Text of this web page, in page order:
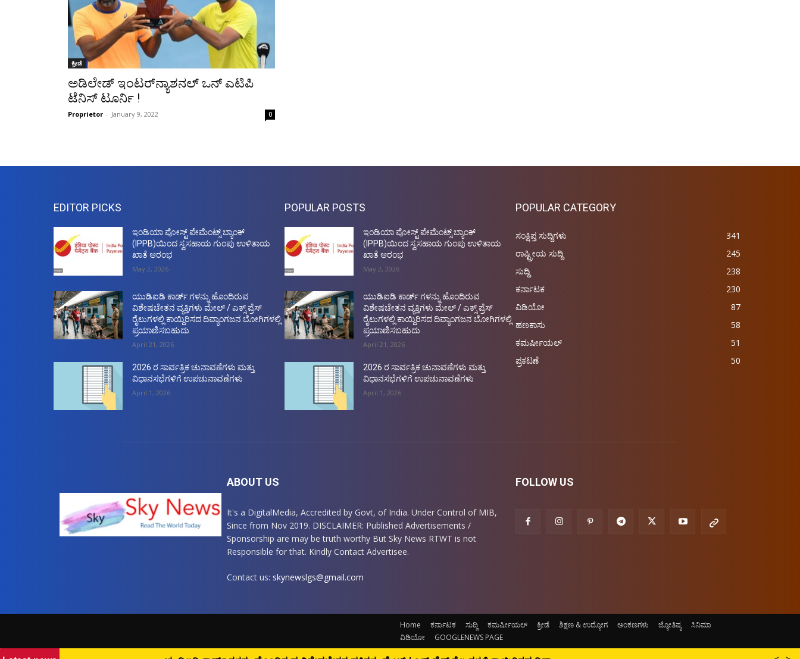
ಕ್ರೀಡೆ
ಅಡಿಲೇಡ್ ಇಂಟರ್‌ನ್ಯಾಶನಲ್ ಒನ್ ಎಟಿಪಿ
ಟೆನಿಸ್ ಟೂರ್ನಿ !
Proprietor - January 9, 2022 0
EDITOR PICKS
ಇಂಡಿಯಾ ಪೋಸ್ಟ್ ಪೇಮೆಂಟ್ಸ್ ಬ್ಯಾಂಕ್
(IPPB)ಯಿಂದ ಸ್ವಸಹಾಯ ಗುಂಪು ಉಳಿತಾಯ
ಖಾತೆ ಆರಂಭ
May 2, 2026
ಯುಡಿಐಡಿ ಕಾರ್ಡ್ ಗಳನ್ನು ಹೊಂದಿರುವ
ವಿಶೇಷಚೇತನ ವ್ಯಕ್ತಿಗಳು ಮೇಲ್ / ಎಕ್ಸ್ ಪ್ರೆಸ್
ರೈಲುಗಳಲ್ಲಿ ಕಾಯ್ದಿರಿಸದ ದಿವ್ಯಾಂಗಜನ ಬೋಗಿಗಳಲ್ಲಿ
ಪ್ರಯಾಣಿಸಬಹುದು
April 21, 2026
2026 ರ ಸಾರ್ವತ್ರಿಕ ಚುನಾವಣೆಗಳು ಮತ್ತು
ವಿಧಾನಸಭೆಗಳಿಗೆ ಉಪಚುನಾವಣೆಗಳು
April 1, 2026
POPULAR POSTS
ಇಂಡಿಯಾ ಪೋಸ್ಟ್ ಪೇಮೆಂಟ್ಸ್ ಬ್ಯಾಂಕ್
(IPPB)ಯಿಂದ ಸ್ವಸಹಾಯ ಗುಂಪು ಉಳಿತಾಯ
ಖಾತೆ ಆರಂಭ
May 2, 2026
ಯುಡಿಐಡಿ ಕಾರ್ಡ್ ಗಳನ್ನು ಹೊಂದಿರುವ
ವಿಶೇಷಚೇತನ ವ್ಯಕ್ತಿಗಳು ಮೇಲ್ / ಎಕ್ಸ್ ಪ್ರೆಸ್
ರೈಲುಗಳಲ್ಲಿ ಕಾಯ್ದಿರಿಸದ ದಿವ್ಯಾಂಗಜನ ಬೋಗಿಗಳಲ್ಲಿ
ಪ್ರಯಾಣಿಸಬಹುದು
April 21, 2026
2026 ರ ಸಾರ್ವತ್ರಿಕ ಚುನಾವಣೆಗಳು ಮತ್ತು
ವಿಧಾನಸಭೆಗಳಿಗೆ ಉಪಚುನಾವಣೆಗಳು
April 1, 2026
POPULAR CATEGORY
ಸಂಕ್ಷಿಪ್ತ ಸುದ್ದಿಗಳು
341
ರಾಷ್ಟ್ರೀಯ ಸುದ್ದಿ
245
ಸುದ್ದಿ
238
ಕರ್ನಾಟಕ
230
ವಿಡಿಯೋ
87
ಹಣಕಾಸು
58
ಕಮರ್ಷೀಯಲ್
51
ಪ್ರಕಟಣೆ
50
ABOUT US
It's a DigitalMedia, Accredited by Govt, of India. Under Control of MIB,
Since from Nov 2019. DISCLAIMER: Published Advertisements /
Sponsorship are may be truth worthy But Sky News RTWT is not
Responsible for that. Kindly Contact Advertisee.
Contact us: skynewslgs@gmail.com
FOLLOW US
Home ಕರ್ನಾಟಕ ಸುದ್ದಿ ಕಮರ್ಷೀಯಲ್ ಕ್ರೀಡೆ ಶಿಕ್ಷಣ & ಉದ್ಯೋಗ ಅಂಕಣಗಳು ಜ್ಯೋತಿಷ್ಯ
ಸಿನಿಮಾ
ವಿಡಿಯೋ
GOOGLENEWS PAGE